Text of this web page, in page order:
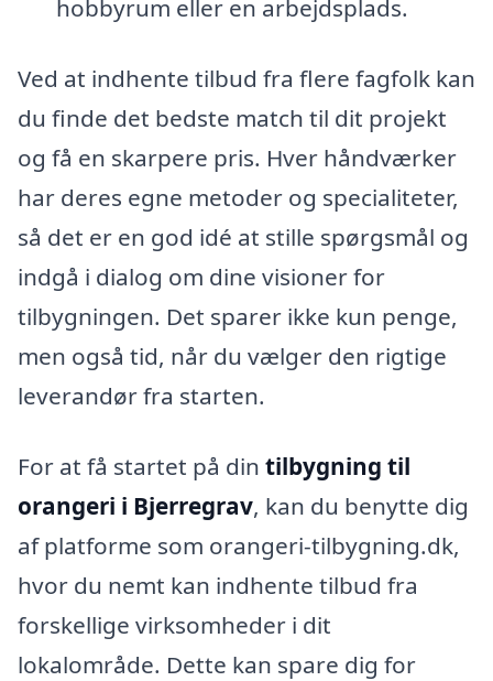
hobbyrum eller en arbejdsplads.
Ved at indhente tilbud fra flere fagfolk kan
du finde det bedste match til dit projekt
og få en skarpere pris. Hver håndværker
har deres egne metoder og specialiteter,
så det er en god idé at stille spørgsmål og
indgå i dialog om dine visioner for
tilbygningen. Det sparer ikke kun penge,
men også tid, når du vælger den rigtige
leverandør fra starten.
For at få startet på din tilbygning til
orangeri i Bjerregrav, kan du benytte dig
af platforme som orangeri-tilbygning.dk,
hvor du nemt kan indhente tilbud fra
forskellige virksomheder i dit
lokalområde. Dette kan spare dig for